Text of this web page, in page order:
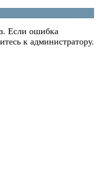
Если ошибка
к администратору.